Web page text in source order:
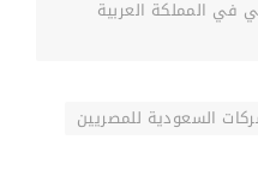
المملكة العربية
السعودية للمصريين